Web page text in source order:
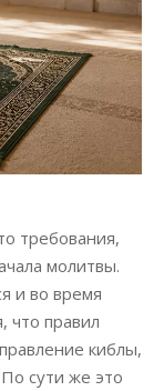
требования,
молитвы.
и во время
что правил
киблы,
сути же это